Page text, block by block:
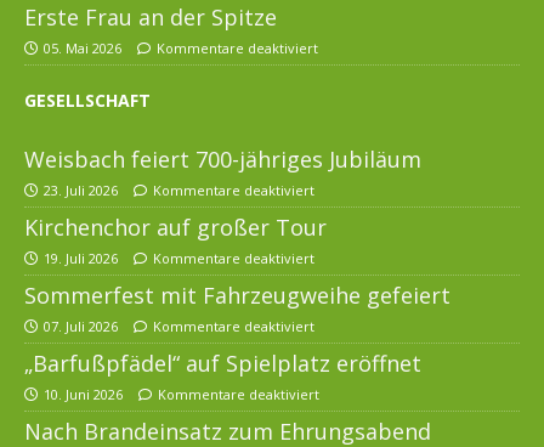
Erste Frau an der Spitze
05. Mai 2026 Kommentare deaktiviert
GESELLSCHAFT
Weisbach feiert 700-jähriges Jubiläum
23. Juli 2026 Kommentare deaktiviert
Kirchenchor auf großer Tour
19. Juli 2026 Kommentare deaktiviert
Sommerfest mit Fahrzeugweihe gefeiert
07. Juli 2026 Kommentare deaktiviert
„Barfußpfädel“ auf Spielplatz eröffnet
10. Juni 2026 Kommentare deaktiviert
Nach Brandeinsatz zum Ehrungsabend